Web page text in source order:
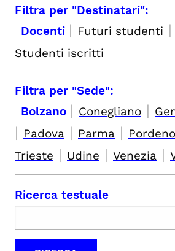
Filtra per "Destinatari":
Docenti | Futuri studenti |
Studenti iscritti
Filtra per "Sede":
Bolzano | Conegliano |
| Padova | Parma |
Trieste | Udine | Venezia |
Ricerca testuale